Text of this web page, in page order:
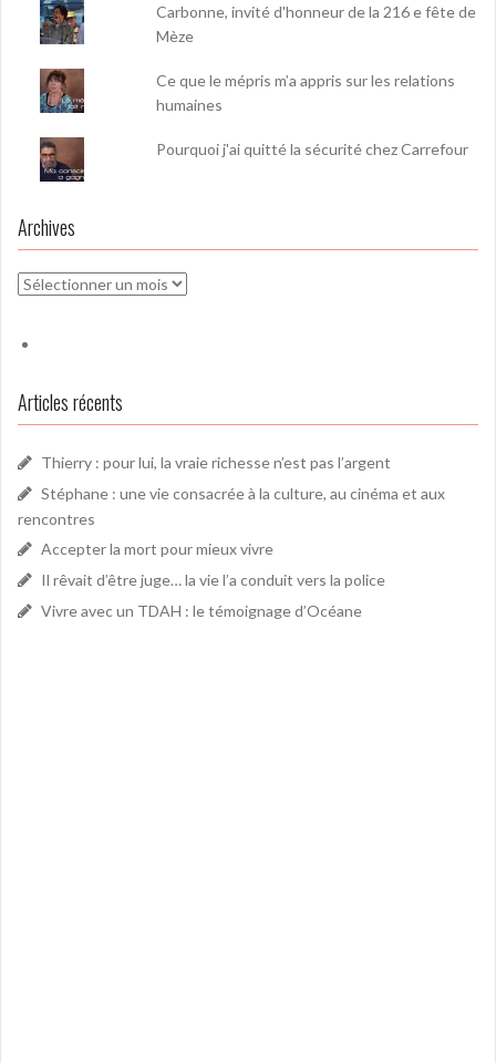
Carbonne, invité d'honneur de la 216 e fête de
Mèze
Ce que le mépris m’a appris sur les relations
humaines
Pourquoi j'ai quitté la sécurité chez Carrefour
Archives
Archives
Articles récents
Thierry : pour lui, la vraie richesse n’est pas l’argent
Stéphane : une vie consacrée à la culture, au cinéma et aux
rencontres
Accepter la mort pour mieux vivre
Il rêvait d’être juge… la vie l’a conduit vers la police
Vivre avec un TDAH : le témoignage d’Océane